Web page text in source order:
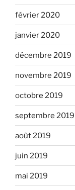
février 2020
janvier 2020
décembre 2019
novembre 2019
octobre 2019
septembre 2019
août 2019
juin 2019
mai 2019